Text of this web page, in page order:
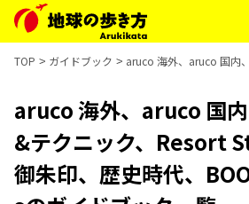
TOP ガイドブック aruco 海外、aruco 国内
aruco 海外、aruco 国
&テクニック、Resort
御朱印、歴史時代、